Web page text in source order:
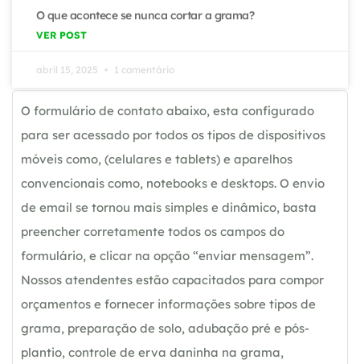
O que acontece se nunca cortar a grama?
VER POST
abril 15, 2025 1 comentário
O formulário de contato abaixo, esta configurado
para ser acessado por todos os tipos de dispositivos
móveis como, (celulares e tablets) e aparelhos
convencionais como, notebooks e desktops. O envio
de email se tornou mais simples e dinâmico, basta
preencher corretamente todos os campos do
formulário, e clicar na opção “enviar mensagem”.
Nossos atendentes estão capacitados para compor
orçamentos e fornecer informações sobre tipos de
grama, preparação de solo, adubação pré e pós-
plantio, controle de erva daninha na grama,